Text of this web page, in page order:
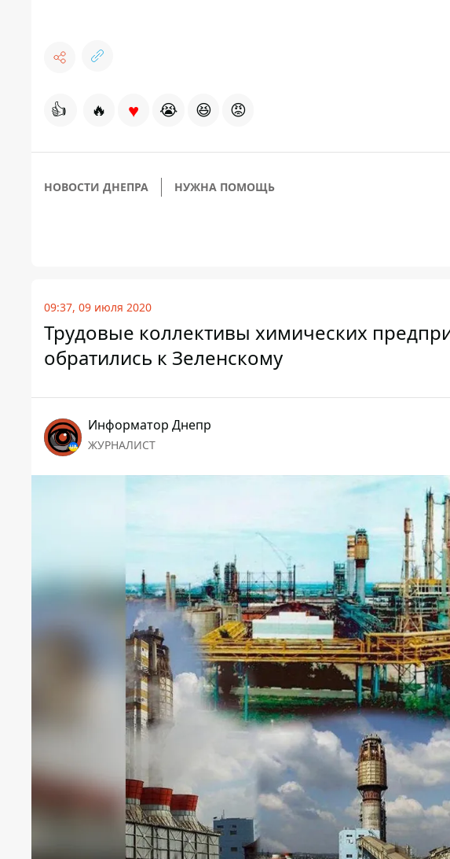
👍 🔥 ♥ 😭 😆 😡
НОВОСТИ ДНЕПРА НУЖНА ПОМОЩЬ
09:37, 09 июля 2020
Трудовые коллективы химических
обратились к Зеленскому
Информатор Днепр
ЖУРНАЛИСТ